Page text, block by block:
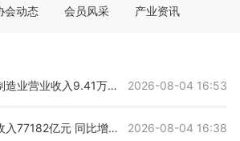
会动态 会员风采 产业资讯
上半年规上电子信息制造业营业收入9.41万亿元 同比增长18.5% 2026-08-04 16:53
上半年我国软件业务收入77182亿元 同比增长9.5% 2026-08-04 16:38